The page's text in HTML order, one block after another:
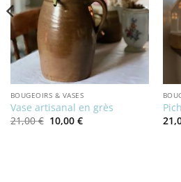
BOUGEOIRS & VASES
Vase artisanal en grès
21,00€ Le
prix
10,00 €Le
prix